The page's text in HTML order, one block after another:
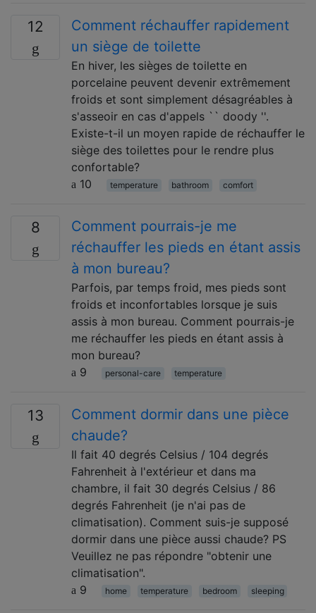
12
Comment réchauffer rapidement
un siège de toilette
En hiver, les sièges de toilette en
porcelaine peuvent devenir extrêmement
froids et sont simplement désagréables à
s'asseoir en cas d'appels `` doody ''.
Existe-t-il un moyen rapide de réchauffer le
siège des toilettes pour le rendre plus
confortable?
10
temperature bathroom comfort
8
Comment pourrais-je me
réchauffer les pieds en étant assis
à mon bureau?
Parfois, par temps froid, mes pieds sont
froids et inconfortables lorsque je suis
assis à mon bureau. Comment pourrais-je
me réchauffer les pieds en étant assis à
mon bureau?
9
personal-care temperature
13
Comment dormir dans une pièce
chaude?
Il fait 40 degrés Celsius / 104 degrés
Fahrenheit à l'extérieur et dans ma
chambre, il fait 30 degrés Celsius / 86
degrés Fahrenheit (je n'ai pas de
climatisation). Comment suis-je supposé
dormir dans une pièce aussi chaude? PS
Veuillez ne pas répondre "obtenir une
climatisation".
9
home temperature bedroom sleeping